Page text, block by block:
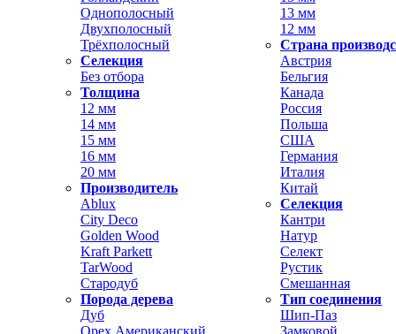
Однополосный
Двухполосный
Трёхполосный
Селекция
Без отбора
13 мм
12 мм
Страна
Австрия
Бельгия
Толщина
12 мм
14 мм
15 мм
16 мм
20 мм
Производитель
Ablux
City Deco
Golden Wood
Kraft Parkett
TarWood
Стародуб
Порода дерева
Дуб
Орех Американский
Канада
Россия
Польша
США
Германия
Италия
Китай
Селекция
Кантри
Натур
Селект
Рустик
Смешанная
Тип соединения
Шип-Паз
Замковой